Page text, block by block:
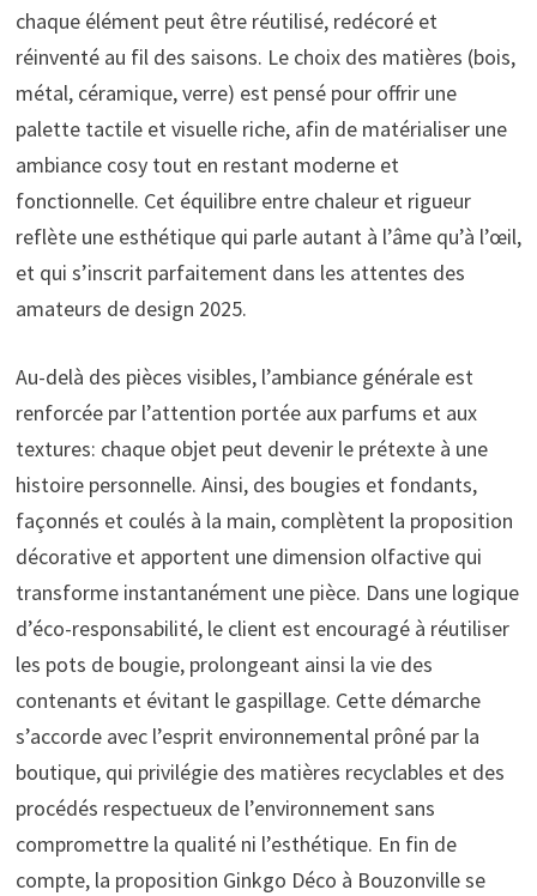
chaque élément peut être réutilisé, redécoré et
réinventé au fil des saisons. Le choix des matières (bois,
métal, céramique, verre) est pensé pour offrir une
palette tactile et visuelle riche, afin de matérialiser une
ambiance cosy tout en restant moderne et
fonctionnelle. Cet équilibre entre chaleur et rigueur
reflète une esthétique qui parle autant à l’âme qu’à l’œil,
et qui s’inscrit parfaitement dans les attentes des
amateurs de design 2025.
Au-delà des pièces visibles, l’ambiance générale est
renforcée par l’attention portée aux parfums et aux
textures: chaque objet peut devenir le prétexte à une
histoire personnelle. Ainsi, des bougies et fondants,
façonnés et coulés à la main, complètent la proposition
décorative et apportent une dimension olfactive qui
transforme instantanément une pièce. Dans une logique
d’éco-responsabilité, le client est encouragé à réutiliser
les pots de bougie, prolongeant ainsi la vie des
contenants et évitant le gaspillage. Cette démarche
s’accorde avec l’esprit environnemental prôné par la
boutique, qui privilégie des matières recyclables et des
procédés respectueux de l’environnement sans
compromettre la qualité ni l’esthétique. En fin de
compte, la proposition Ginkgo Déco à Bouzonville se